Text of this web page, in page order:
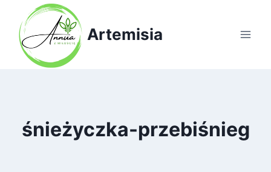
Przejdź
treści
Artemisia
śnieżyczka-przebiśnieg